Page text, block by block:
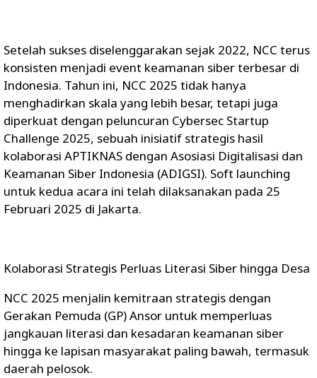
Setelah sukses diselenggarakan sejak 2022, NCC terus
konsisten menjadi event keamanan siber terbesar di
Indonesia. Tahun ini, NCC 2025 tidak hanya
menghadirkan skala yang lebih besar, tetapi juga
diperkuat dengan peluncuran Cybersec Startup
Challenge 2025, sebuah inisiatif strategis hasil
kolaborasi APTIKNAS dengan Asosiasi Digitalisasi dan
Keamanan Siber Indonesia (ADIGSI). Soft launching
untuk kedua acara ini telah dilaksanakan pada 25
Februari 2025 di Jakarta.
Kolaborasi Strategis Perluas Literasi Siber hingga Desa
NCC 2025 menjalin kemitraan strategis dengan
Gerakan Pemuda (GP) Ansor untuk memperluas
jangkauan literasi dan kesadaran keamanan siber
hingga ke lapisan masyarakat paling bawah, termasuk
daerah pelosok.